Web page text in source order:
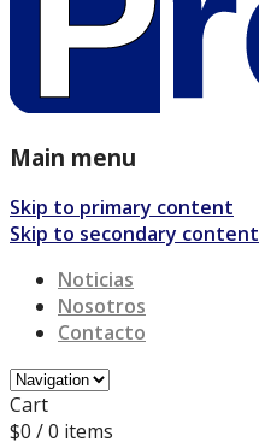
Main menu
Skip to primary content
Skip to secondary content
Noticias
Nosotros
Contacto
Cart
$0 / 0 items